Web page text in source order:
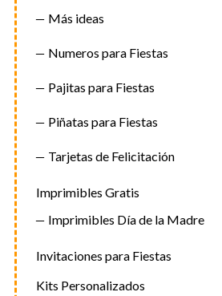
Más ideas
Numeros para Fiestas
Pajitas para Fiestas
Piñatas para Fiestas
Tarjetas de Felicitación
Imprimibles Gratis
Imprimibles Día de la Madre
Invitaciones para Fiestas
Kits Personalizados